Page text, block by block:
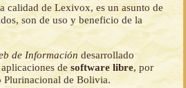
calidad de Lexivox, es un asunto de
son de uso y beneficio de la
de Información desarrollado
desoftware libre, por
Plurinacional de Bolivia.